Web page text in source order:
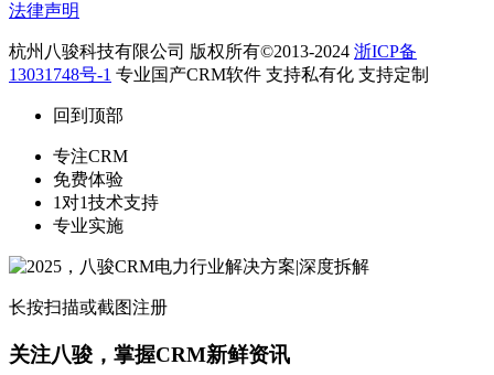
法律声明
杭州八骏科技有限公司 版权所有©2013-2024 浙ICP备
13031748号-1 专业国产CRM软件 支持私有化 支持定制
回到顶部
专注CRM
免费体验
1对1技术支持
专业实施
长按扫描或截图注册
关注八骏，掌握CRM新鲜资讯